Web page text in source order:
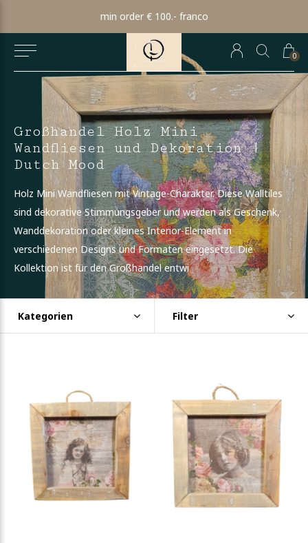
0
min order € 100.- franco
Großhandel Holz Mini
Wandfliesen und Dekoration |
Dutch Mood
Holz Mini Wandfliesen mit Vintage-Charakter. Diese Walltiles
sind dekorative Stimmungsgeber und werden als Geschenk,
Wanddekoration oder kleines Interior-Element in
verschiedenen Designs und Formaten eingesetzt. Die
Kollektion ist für den Großhandel entwi
Kategorien Filter